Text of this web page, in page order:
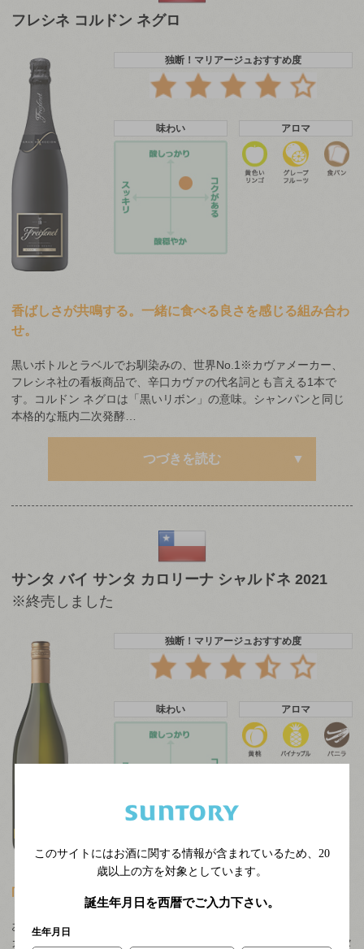
フレシネ コルドン ネグロ
独断！マリアージュおすすめ度
味わい アロマ
香ばしさが共鳴する。一緒に食べる良さを感じる組み合わ
せ。
黒いボトルとラベルでお馴染みの、世界No.1※カヴァメーカー、
フレシネ社の看板商品で、辛口カヴァの代名詞とも言える1本で
す。コルドン ネグロは「黒いリボン」の意味。シャンパンと同じ
本格的な瓶内二次発酵…
つづきを読む
サンタ バイ サンタ カロリーナ シャルドネ 2021
※終売しました
独断！マリアージュおすすめ度
味わい アロマ
向いている方向が同じ。同じ風味を感じる組み合わせ。
お手軽価格としっかり満足の飲み応えで人気のサンタ バイ サンタ
カロリーナ。日本の食事によく合うチリワインを目指して、サンタ
このサイトにはお酒に関する情報が含まれているため、 20
歳以上の方を対象としています。
誕生年月日を西暦でご入力下さい。
生年月日